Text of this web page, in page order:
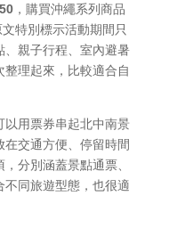
，購買沖繩系列商品
特別標示活動期間只
、親子行程、室內避暑
理起來，比較適合自
以用票券串起北中南景
交通方便、停留時間
分別涵蓋景點通票、
同旅遊型態，也很適